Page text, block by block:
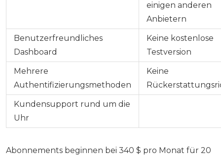
einigen anderen
Anbietern
Benutzerfreundliches
Dashboard
Keine kostenlose
Testversion
Mehrere
Authentifizierungsmethoden
Keine
Kundensupport rund um die
Uhr
Abonnements beginnen bei 340 $ pro Monat für 20